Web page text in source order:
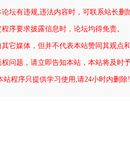
坛有违规,违法内容时，可联系站长删
序要求披露信息时，论坛均得免责。
它媒体，但并不代表本站赞同其观点
问题，请立即告知本站，本站将及时
站程序只提供学习使用,请24小时内删